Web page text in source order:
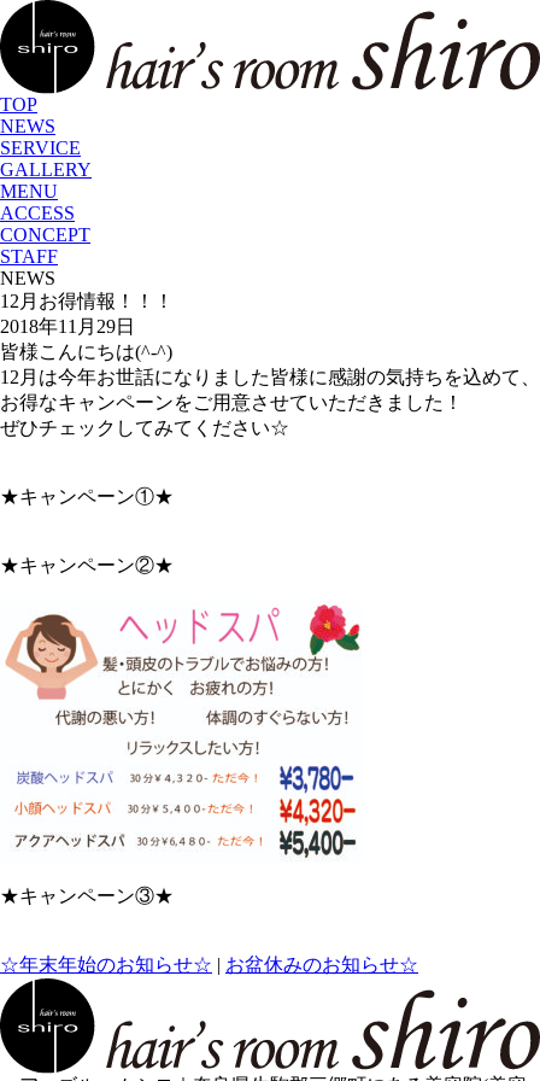
TOP
NEWS
SERVICE
GALLERY
MENU
ACCESS
CONCEPT
STAFF
NEWS
12月お得情報！！！
2018年11月29日
皆様こんにちは(^-^)
12月は今年お世話になりました皆様に感謝の気持ちを込めて、
お得なキャンペーンをご用意させていただきました！
ぜひチェックしてみてください☆
★キャンペーン①★
★キャンペーン②★
★キャンペーン③★
☆年末年始のお知らせ☆ | お盆休みのお知らせ☆